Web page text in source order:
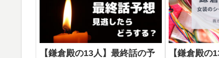
【鎌倉殿の13人】最終話の予
【鎌倉殿の